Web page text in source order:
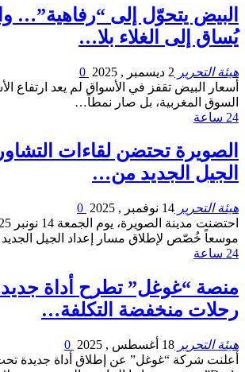
البيض يتحوّل إلى “رفاهية”…
يُساق إلى الغلاء بلا…
هيئة التحرير 2 ديسمبر , 2025
أسعار البيض تقفز في الأسواق لم يعد ارتفاع
السوق المغربية، بل صار نمطاً…
24 ساعة
الصويرة تحتضن لقاءات
الجيل الجديد من…
هيئة التحرير 14 نوفمبر , 2025
موسعاً خُصّص لإطلاق مسار إعداد الجيل
24 ساعة
منصة “غوغل” تطرح أداة
رحلات منخفضة التكلفة…
هيئة التحرير 18 أغسطس , 2025